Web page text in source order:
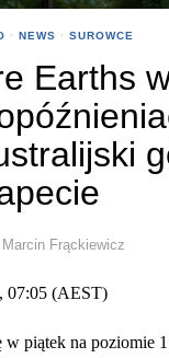
· NEWS · SUROWCE
Earths
Marcin Frąckiewicz
07:05 (AEST)
w piątek na poziomie